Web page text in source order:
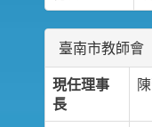
臺南市教師會
現任理事
長